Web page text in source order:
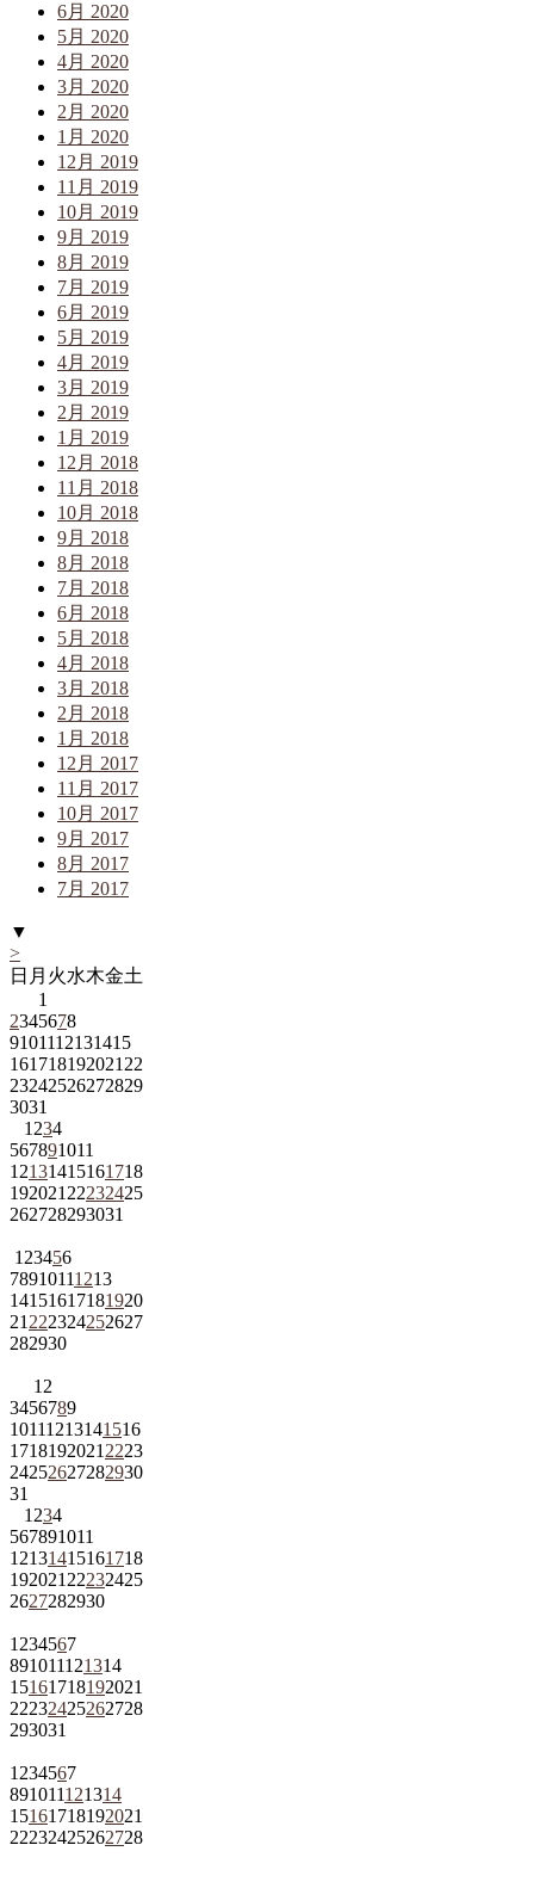
6月 2020
5月 2020
4月 2020
3月 2020
2月 2020
1月 2020
12月 2019
11月 2019
10月 2019
9月 2019
8月 2019
7月 2019
6月 2019
5月 2019
4月 2019
3月 2019
2月 2019
1月 2019
12月 2018
11月 2018
10月 2018
9月 2018
8月 2018
7月 2018
6月 2018
5月 2018
4月 2018
3月 2018
2月 2018
1月 2018
12月 2017
11月 2017
10月 2017
9月 2017
8月 2017
7月 2017
▼
>
日 月 火水木金土
1
2345678
9101112131415
161718192021 22
23242526272829
3031
1 234
567891011
12131415161718
192021 22232425
262728293031
1 23456
78910111213
14151617181920
21 222324252627
282930
1 2
3456789
10111213141516
1718192021 2223
24252627282930
31
1 234
567891011
12131415161718
192021 22232425
2627282930
1 234567
891011121314
15161718192021
22232425262728
293031
1 234567
891011121314
15161718192021
22232425262728